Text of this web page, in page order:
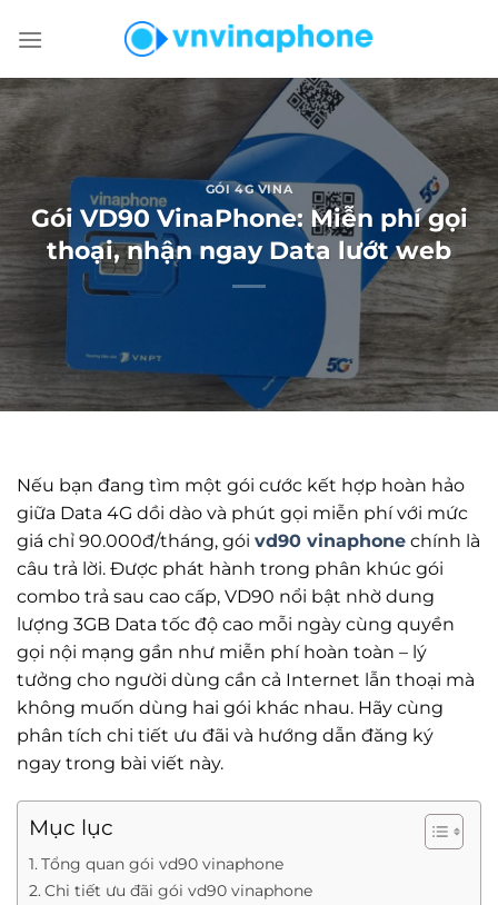
đến
dung
GÓI 4G VINA
Gói VD90 VinaPhone: Miễn phí gọi
thoại, nhận ngay Data lướt web
Nếu bạn đang tìm một gói cước kết hợp hoàn hảo
giữa Data 4G dồi dào và phút gọi miễn phí với mức
giá chỉ 90.000đ/tháng, gói vd90 vinaphone chính là
câu trả lời. Được phát hành trong phân khúc gói
combo trả sau cao cấp, VD90 nổi bật nhờ dung
lượng 3GB Data tốc độ cao mỗi ngày cùng quyền
gọi nội mạng gần như miễn phí hoàn toàn – lý
tưởng cho người dùng cần cả Internet lẫn thoại mà
không muốn dùng hai gói khác nhau. Hãy cùng
phân tích chi tiết ưu đãi và hướng dẫn đăng ký
ngay trong bài viết này.
Mục lục
Tổng quan gói vd90 vinaphone
Chi tiết ưu đãi gói vd90 vinaphone